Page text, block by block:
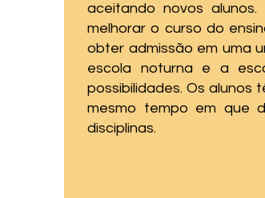
aceitando novos
melhorar o curso do
obter admissão em uma
escola noturna e a
possibilidades. Os alunos
mesmo tempo em que
disciplinas.